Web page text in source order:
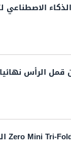
نهائيا